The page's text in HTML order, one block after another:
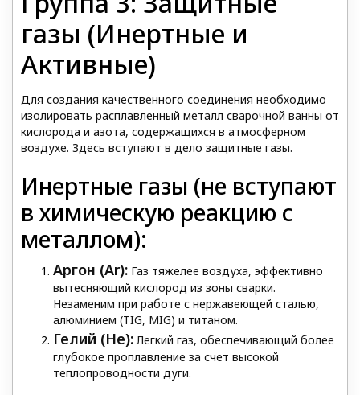
газы (Инертные и
Активные)
Для создания качественного соединения необходимо
изолировать расплавленный металл сварочной ванны от
кислорода и азота, содержащихся в атмосферном
воздухе. Здесь вступают в дело защитные газы.
Инертные газы (не вступают
в химическую реакцию с
металлом):
Аргон (Ar): Газ тяжелее воздуха, эффективно
вытесняющий кислород из зоны сварки.
Незаменим при работе с нержавеющей сталью,
алюминием (TIG, MIG) и титаном.
Гелий (He):Легкий газ, обеспечивающий более
глубокое проплавление за счет высокой
теплопроводности дуги.